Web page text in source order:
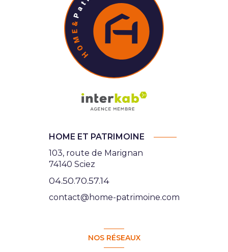
HOME ET PATRIMOINE
103, route de Marignan
74140 Sciez
04.50.70.57.14
contact@home-patrimoine.com
NOS RÉSEAUX